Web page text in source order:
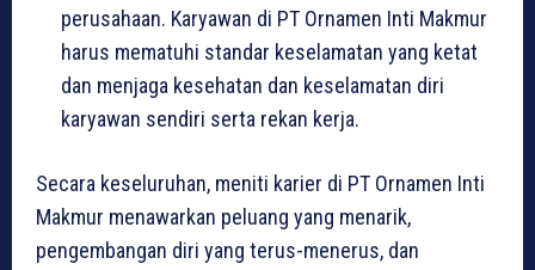
perusahaan. Karyawan di PT Ornamen Inti Makmur
harus mematuhi standar keselamatan yang ketat
dan menjaga kesehatan dan keselamatan diri
karyawan sendiri serta rekan kerja.
Secara keseluruhan, meniti karier di PT Ornamen Inti
Makmur menawarkan peluang yang menarik,
pengembangan diri yang terus-menerus, dan